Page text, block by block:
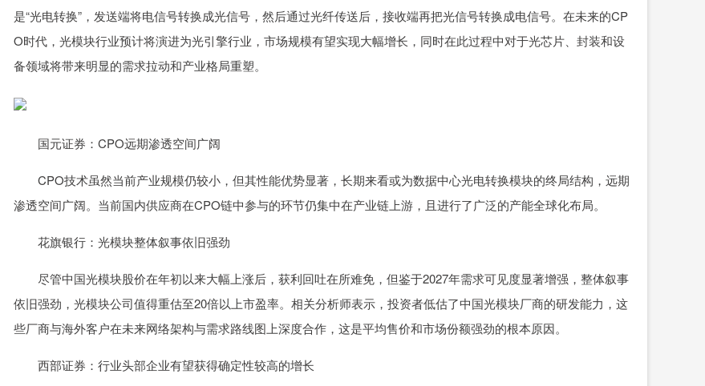
是“光电转换”，发送端将电信号转换成光信号，然后通过光纤传送后，接收端再把光信号转换成电信号。在未来的CP
O时代，光模块行业预计将演进为光引擎行业，市场规模有望实现大幅增长，同时在此过程中对于光芯片、封装和设
备领域将带来明显的需求拉动和产业格局重塑。
国元证券：CPO远期渗透空间广阔
CPO技术虽然当前产业规模仍较小，但其性能优势显著，长期来看或为数据中心光电转换模块的终局结构，远期
渗透空间广阔。当前国内供应商在CPO链中参与的环节仍集中在产业链上游，且进行了广泛的产能全球化布局。
花旗银行：光模块整体叙事依旧强劲
尽管中国光模块股价在年初以来大幅上涨后，获利回吐在所难免，但鉴于2027年需求可见度显著增强，整体叙事
依旧强劲，光模块公司值得重估至20倍以上市盈率。相关分析师表示，投资者低估了中国光模块厂商的研发能力，这
些厂商与海外客户在未来网络架构与需求路线图上深度合作，这是平均售价和市场份额强劲的根本原因。
西部证券：行业头部企业有望获得确定性较高的增长